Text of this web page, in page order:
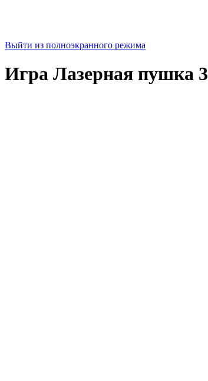
Выйти из полноэкранного режима
Игра Лазерная пушка 3